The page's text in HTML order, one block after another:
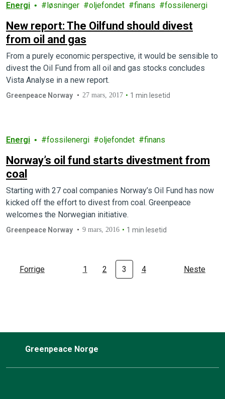
Energi løsninger oljefondet finans fossilenergi
New report: The Oilfund should divest
from oil and gas
From a purely economic perspective, it would be sensible to
divest the Oil Fund from all oil and gas stocks concludes
Vista Analyse in a new report.
Greenpeace Norway 27 mars, 2017 1 min lesetid
Energi fossilenergi oljefondet finans
Norway’s oil fund starts divestment from
coal
Starting with 27 coal companies Norway’s Oil Fund has now
kicked off the effort to divest from coal. Greenpeace
welcomes the Norwegian initiative.
Greenpeace Norway 9 mars, 2016 1 min lesetid
Forrige 1 2 3 4 Neste
Greenpeace Norge